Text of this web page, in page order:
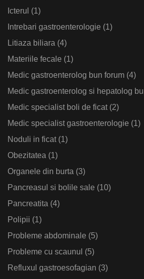
Icterul (1)
Intrebari gastroenterologie (1)
Litiaza biliara (4)
Materiile fecale (1)
Medic gastroenterolog bun forum (4)
Medic gastroenterolog si hepatolog
Medic specialist boli de ficat(2)
Medic specialist gastroenterologie (1)
Noduli in ficat(1)
Obezitatea (1)
Organele din burta (3)
Pancreasul si bolile sale (10)
Pancreatita (4)
Polipii (1)
Probleme abdominale (5)
Probleme cu scaunul (5)
Refluxul gastroesofagian (3)